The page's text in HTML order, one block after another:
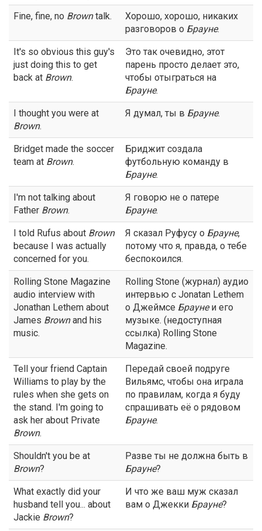
Fine, fine, no Browntalk.
Хорошо, хорошо, никаких
разговоров о Брауне.
It's so obvious this guy's
just doing this to get
back at Brown.
Это так очевидно, этот
парень просто делает это,
чтобы отыграться на
Брауне.
I thought you were at
Brown.
Я думал, ты в Брауне.
Bridget made the soccer
team at Brown.
Бриджит создала
футбольную команду в
Брауне.
I'm not talking about
Father Brown.
Я говорю не о патере
Брауне.
I told Rufus about Brown
because I was actually
concerned for you.
Я сказал Руфусу о Брауне,
потому что я, правда, о тебе
беспокоился.
Rolling Stone Magazine
audio interview with
Jonathan Lethem about
James Brownand his
music.
Rolling Stone (журнал) аудио
интервью с Jonatan Lethem
о Джеймсе Браунеи его
музыке. (недоступная
ссылка) Rolling Stone
Magazine.
Tell your friend Captain
Williams to play by the
rules when she gets on
the stand. I'm going to
ask her about Private
Brown.
Передай своей подруге
Вильямс, чтобы она играла
по правилам, когда я буду
спрашивать её о рядовом
Брауне.
Shouldn't you be at
Brown?
Разве ты не должна быть в
Брауне?
What exactly did your
husband tell you... about
Jackie Brown?
И что же ваш муж сказал
вам о Джекки Брауне?